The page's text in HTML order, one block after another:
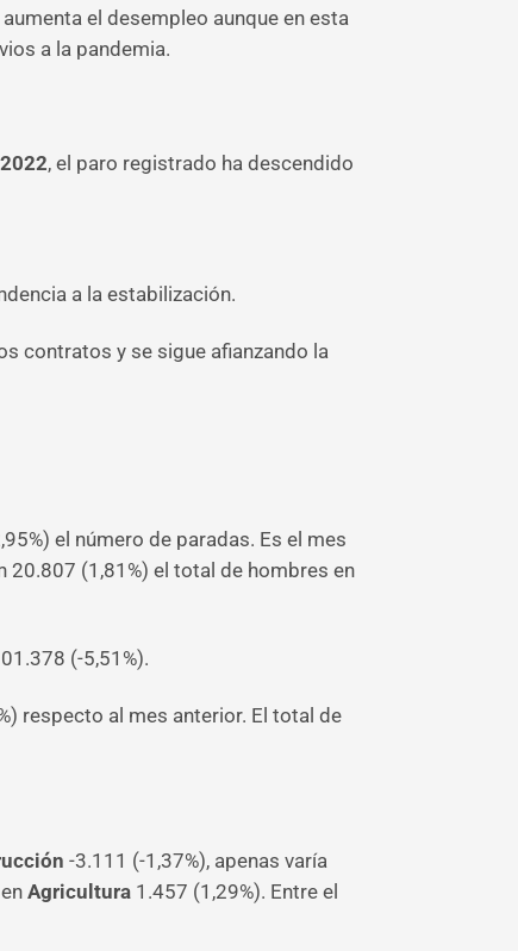
el desempleo aunque en esta
a la pandemia.
, el paro registrado ha descendido
a la estabilización.
contratos y se sigue afianzando la
el número de paradas. Es el mes
20.807 (1,81%) el total de hombres en
(-5,51%).
respecto al mes anterior. El total de
-3.111 (-1,37%), apenas varía
Agricultura 1.457 (1,29%). Entre el